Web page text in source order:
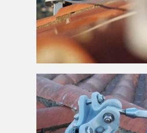
Imatge d'arnès
teulada
AMPLIAR